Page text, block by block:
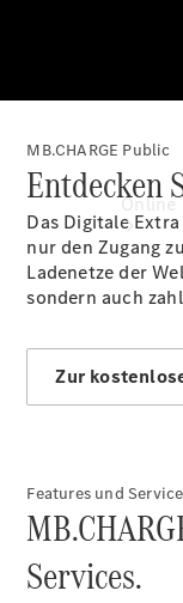
Online
MB.CHARGE Public
Entdecken
Das Digitale Extra
nur den Zugang
Ladenetze der
sondern auch
Zur
Features und
Services.